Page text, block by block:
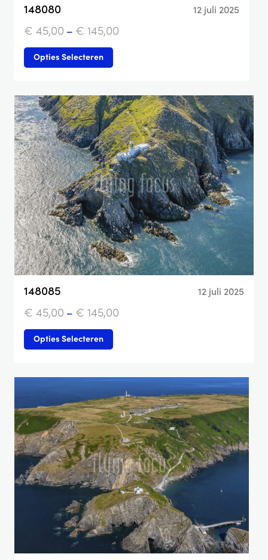
148080 12 juli 2025
€ 45,00 – € 145,00
Opties Selecteren
148085 12 juli 2025
€ 45,00 – € 145,00
Opties Selecteren